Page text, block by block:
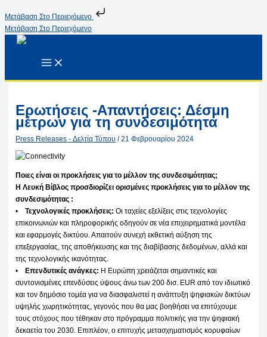
Μετάβαση Στο Περιεχόμενο
Μετάβαση Στο Περιεχόμενο
Ερωτήσεις -Απαντήσεις: Δέσμη
μέτρων για τη συνδεσιμότητα
Press Releases - Δελτία Τύπου /21 Φεβρουαρίου 2024
Ποιες είναι οι προκλήσεις για το μέλλον της συνδεσιμότητας;
Η Λευκή Βίβλος προσδιορίζει ορισμένες προκλήσεις για το μέλλον της
συνδεσιμότητας :
•Τεχνολογικές προκλήσεις: Οι ταχείες εξελίξεις στις τεχνολογίες
επικοινωνιών και πληροφορικής οδηγούν σε νέα επιχειρηματικά μοντέλα
και εφαρμογές δικτύου. Απαιτούν συνεχή εκθετική αύξηση της
επεξεργασίας, της αποθήκευσης και της διαβίβασης δεδομένων, αλλά και
της τεχνολογικής ικανότητας.
•
Επενδυτικές ανάγκες: Η Ευρώπη χρειάζεται σημαντικές και
συντονισμένες επενδύσεις ύψους άνω των 200 δισ. EUR από τον ιδιωτικό
και τον δημόσιο τομέα για να διασφαλιστεί η ανάπτυξη ψηφιακών δικτύων
υψηλής χωρητικότητας, γεγονός που θα μας βοηθήσει να επιτύχουμε
τους στόχους που τέθηκαν στο πρόγραμμα πολιτικής για την ψηφιακή
δεκαετία του 2030. Επιπλέον, ο επιτυχής μετασχηματισμός κορυφαίων